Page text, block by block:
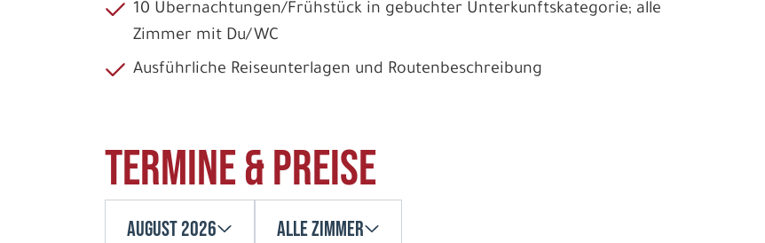
10 Übernachtungen/Frühstück in gebuchter Unterkunftskategorie; alle
Zimmer mit Du/WC
Ausführliche Reiseunterlagen und Routenbeschreibung
Termine & Preise
August 2026 Alle Zimmer